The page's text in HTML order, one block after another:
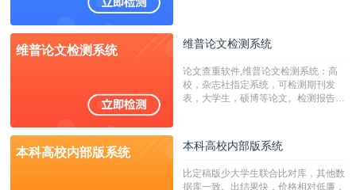
校用来检测硕博论文的系统，检测范围
广，数据来源真实，检测算法合理!本
字符数30万）
维普论文检测系统 维普论文检测系统
论文查重软件,维普论文检测系统：高
校，杂志社指定系统，可检测期刊发
表，大学生，硕博等论文。检测报告支
本科高校内部版系统 本科高校内部版系统
比定稿版少大学生联合比对库，其他数
据库一致。出结果快，价格相对低廉，